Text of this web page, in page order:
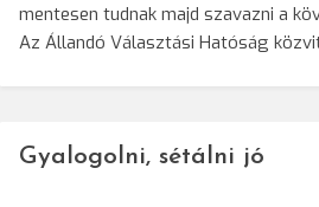
mentesen tudnak majd szavazni a
Az Állandó Választási Hatóság
Gyalogolni, sétálni jó